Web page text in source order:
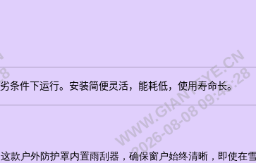
条件下运行。安装简便灵活，能耗低，使用寿命长。
户外防护罩内置雨刮器，确保窗户始终清晰，即使在
WWW.GIANTEYE.CN
2026-08-08 09:45:28